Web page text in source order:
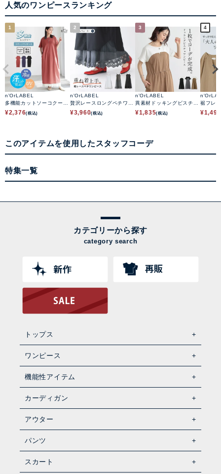
人気のワンピースランキング
1
n'OrLABEL
多機能カットソーコクーン
ワンピース
¥2,376(税込)
2
n'OrLABEL
贅沢レースロングペチワン
ピース
¥3,960(税込)
3
n'OrLABEL
異素材ドッキングビスチェ
ワンピース
¥1,835(税込)
4
裾フレ
ース
¥1,493
このアイテムを使用したスタッフコーデ
特集一覧
カテゴリーから探す
category search
トップス
ワンピース
機能性アイテム
カーディガン
アウター
パンツ
スカート